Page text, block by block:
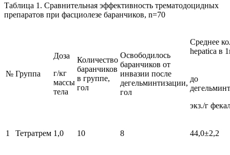
Таблица 1. Сравнительная эффективность трематодоцидных
препаратов при фасциолезе баранчиков, n=70
№ Группа
Доза
г/кг
массы
тела
Количество
баранчиков
в группе,
гол
Освободилось
баранчиков от
инвазии после
дегельминтизации,
гол
Среднее
hepatica в
до
экз./г
1 Тетратрем 1,0 10 8 44,0±2,2